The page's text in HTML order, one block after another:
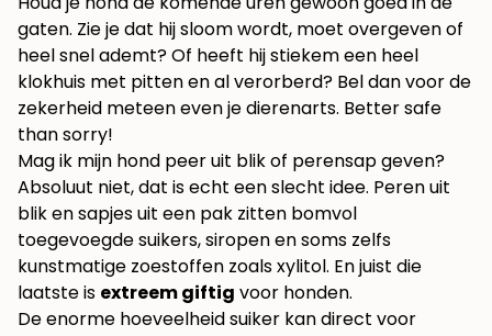
gaten. Zie je dat hij sloom wordt, moet overgeven of
heel snel ademt? Of heeft hij stiekem een heel
klokhuis met pitten en al verorberd? Bel dan voor de
zekerheid meteen even je dierenarts. Better safe
than sorry!
Mag ik mijn hond peer uit blik of perensap geven?
Absoluut niet, dat is echt een slecht idee. Peren uit
blik en sapjes uit een pak zitten bomvol
toegevoegde suikers, siropen en soms zelfs
kunstmatige zoestoffen zoals xylitol. En juist die
laatste is extreem giftig voor honden.
De enorme hoeveelheid suiker kan direct voor